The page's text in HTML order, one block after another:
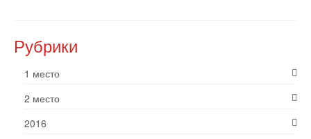
Рубрики
1 место
2 место
2016